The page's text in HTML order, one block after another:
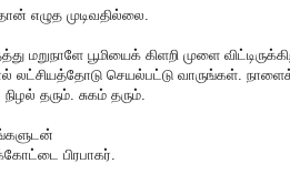
எழுத முடிவதில்லை.
மறுநாளே பூமியைக் கிளறி முளை
லட்சியத்தோடு செயல்பட்டு வாருங்கள்.
நிழல் தரும். சுகம் தரும்.
பிரபாகர்.